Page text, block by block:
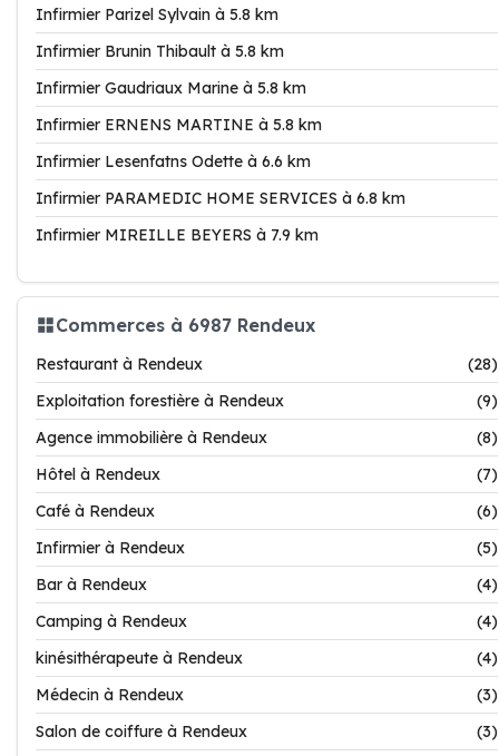
Infirmier Parizel Sylvain à 5.8 km
Infirmier Brunin Thibault à 5.8 km
Infirmier Gaudriaux Marine à 5.8 km
Infirmier ERNENS MARTINE à 5.8 km
Infirmier Lesenfatns Odette à 6.6 km
Infirmier PARAMEDIC HOME SERVICES à 6.8 km
Infirmier MIREILLE BEYERS à 7.9 km
Commerces à 6987 Rendeux
Restaurant à Rendeux
(28)
Exploitation forestière à Rendeux
(9)
Agence immobilière à Rendeux
(8)
Hôtel à Rendeux
(7)
Café à Rendeux
(6)
Infirmier à Rendeux
(5)
Bar à Rendeux
(4)
Camping à Rendeux
(4)
kinésithérapeute à Rendeux
(4)
Médecin à Rendeux
(3)
Salon de coiffure à Rendeux
(3)